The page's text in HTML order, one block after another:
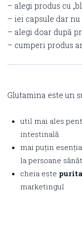
– alegi produs cu
– iei capsule dar
– alegi doar după
– cumperi produs
Glutamina este un
util mai ales
intestinală
mai puțin
la persoane
cheia este
marketingul